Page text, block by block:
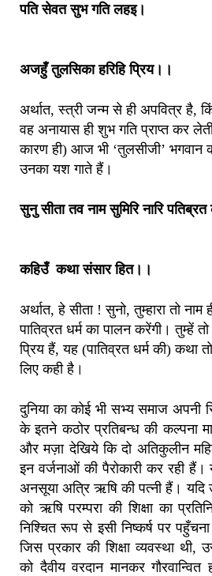
पति सेवत सुभ गति लहइ।
जस गावत
अजहुँ तुलसिका हरिहि प्रिय।।
अर्थात, स्त्री जन्म से ही अपवित्र है,
वह अनायास ही शुभ गति प्राप्त कर
कारण ही) आज भी ‘तुलसीजी’ भगवान
उनका यश गाते हैं।
सुनु सीता तव नाम सुमिरि नारि पतिब्रत
तोहि
कहिउँ कथा संसार हित।।
अर्थात, हे सीता ! सुनो, तुम्हारा तो
पातिव्रत धर्म का पालन करेंगी। तुम्हें
प्रिय हैं, यह (पातिव्रत धर्म की) कथा
लिए कही है।
दुनिया का कोई भी सभ्य समाज अपनी
के इतने कठोर प्रतिबन्ध की कल्पना
और मज़ा देखिये कि दो अतिकुलीन
इन वर्जनाओं की पैरोकारी कर रही हैं।
अनसूया अत्रि ऋषि की पत्नी हैं। यदि
को ऋषि परम्परा की शिक्षा का
निश्चित रूप से इसी निष्कर्ष पर
जिस प्रकार की शिक्षा व्यवस्था
को दैवीय वरदान मानकर